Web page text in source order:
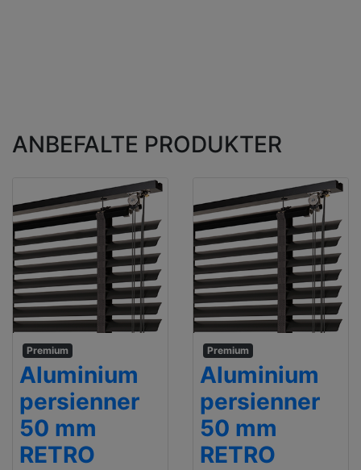
ANBEFALTE PRODUKTER
Premium
Aluminium
persienner
50 mm
RETRO
Premium
Aluminium
persienner
50 mm
RETRO